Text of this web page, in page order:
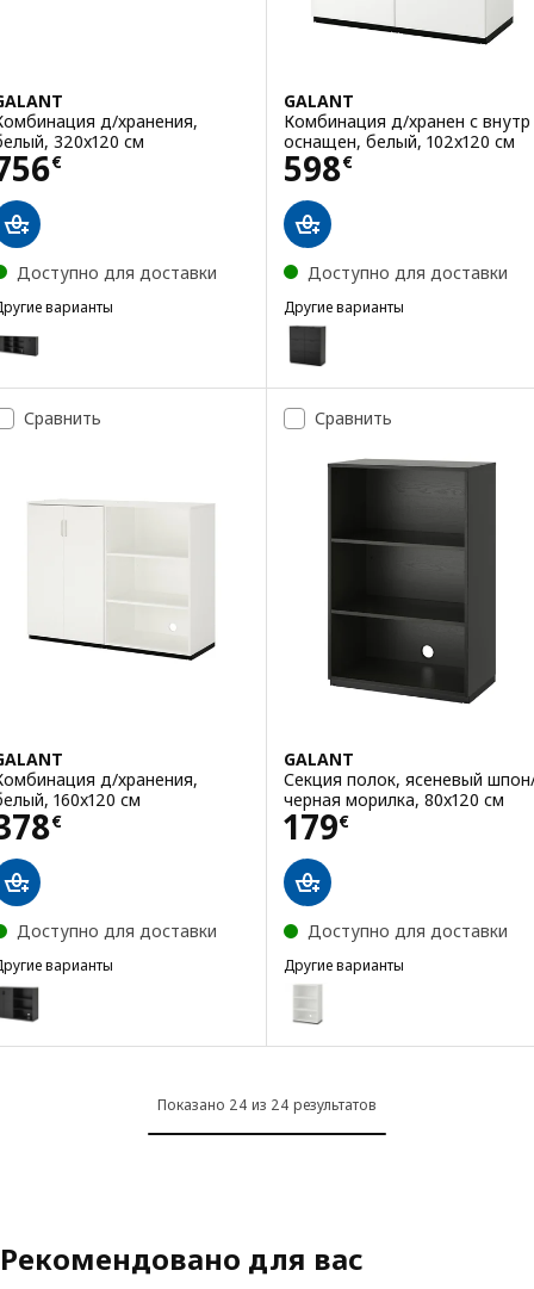
д/хранения,
320x120 см
€ 756€
Доступно для доставки
варианты
GALANT, Комбинация д/хранения
GALANT
Комбинация д/хранен с внутр
оснащен, белый, 102x120 см
598€
Цена 598€
Доступно для доставки
Другие варианты
GALANT
Вариант: GALANT,
Сравнить
д/хранения,
160x120 см
€ 378€
Доступно для доставки
варианты
GALANT, Комбинация д/хранения
Сравнить
GALANT
Секция полок, ясеневый
черная морилка, 80x120 см
179€
Цена 179€
Доступно для доставки
Другие варианты
GALANT
Вариант: GALANT, Секция
Показано 24 из 24 результатов
Рекомендовано для вас